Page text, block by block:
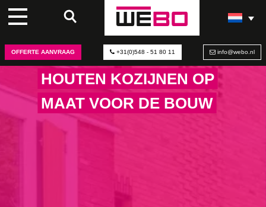
OFFERTE AANVRAAG +31(0)548 - 51 80 11 info@webo.nl
HOUTEN KOZIJNEN OP
MAAT VOOR DE BOUW